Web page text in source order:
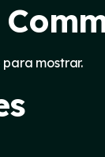
mostrar.